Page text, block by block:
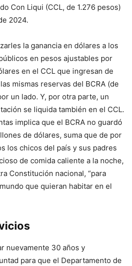
Con Liqui (CCL, de 1.276 pesos)
2024.
la ganancia en dólares a los
en pesos ajustables por
en el CCL que ingresan de
mismas reservas del BCRA (de
un lado. Y, por otra parte, un
se liquida también en el CCL.
implica que el BCRA no guardó
de dólares, suma que de por
los chicos del país y sus padres
de comida caliente a la noche,
Constitución nacional, “para
que quieran habitar en el
nuevamente 30 años y
para que el Departamento de